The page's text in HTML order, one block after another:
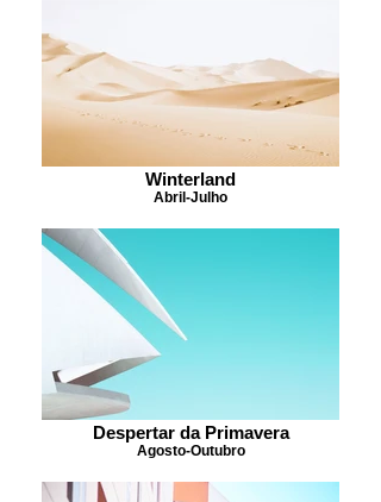
Winterland
Abril-Julho
Despertar da Primavera
Agosto-Outubro